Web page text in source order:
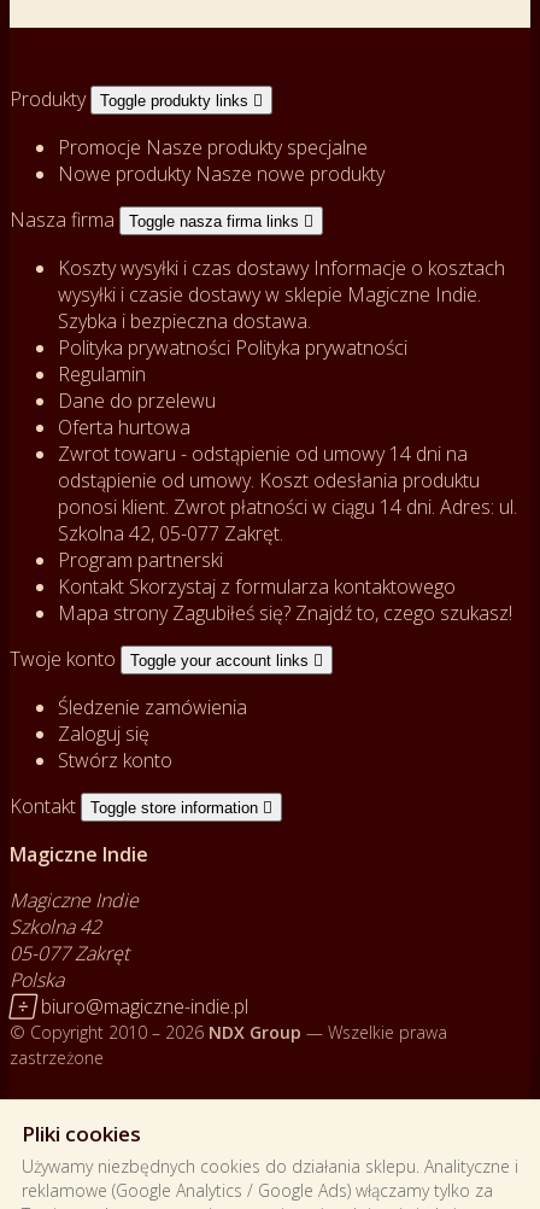
Pliki cookies
Używamy niezbędnych cookies do działania sklepu. Analityczne i
reklamowe (Google Analytics / Google Ads) włączamy tylko za
Produkty Toggle produkty links 
Promocje Nasze produkty specjalne
Nowe produkty Nasze nowe produkty
Nasza firma
Toggle nasza firma links 
Koszty wysyłki i czas dostawy Informacje o kosztach
wysyłki i czasie dostawy w sklepie Magiczne Indie.
Szybka i bezpieczna dostawa.
Polityka prywatności Polityka prywatności
Regulamin
Dane do przelewu
Oferta hurtowa
Zwrot towaru - odstąpienie od umowy14 dni na
odstąpienie od umowy. Koszt odesłania produktu
ponosi klient. Zwrot płatności w ciągu 14 dni. Adres: ul.
Szkolna 42, 05-077 Zakręt.
Program partnerski
Kontakt Skorzystaj z formularza kontaktowego
Mapa stronyZagubiłeś się? Znajdź to, czego szukasz!
Twoje konto
Toggle your account links 
Śledzenie zamówienia
Zaloguj się
Stwórz konto
Kontakt
Toggle store information 
Magiczne Indie
Magiczne Indie
Szkolna 42
05-077 Zakręt
Polska
 biuro@magiczne-indie.pl
© Copyright 2010 – 2026 NDX Group — Wszelkie prawa
zastrzeżone